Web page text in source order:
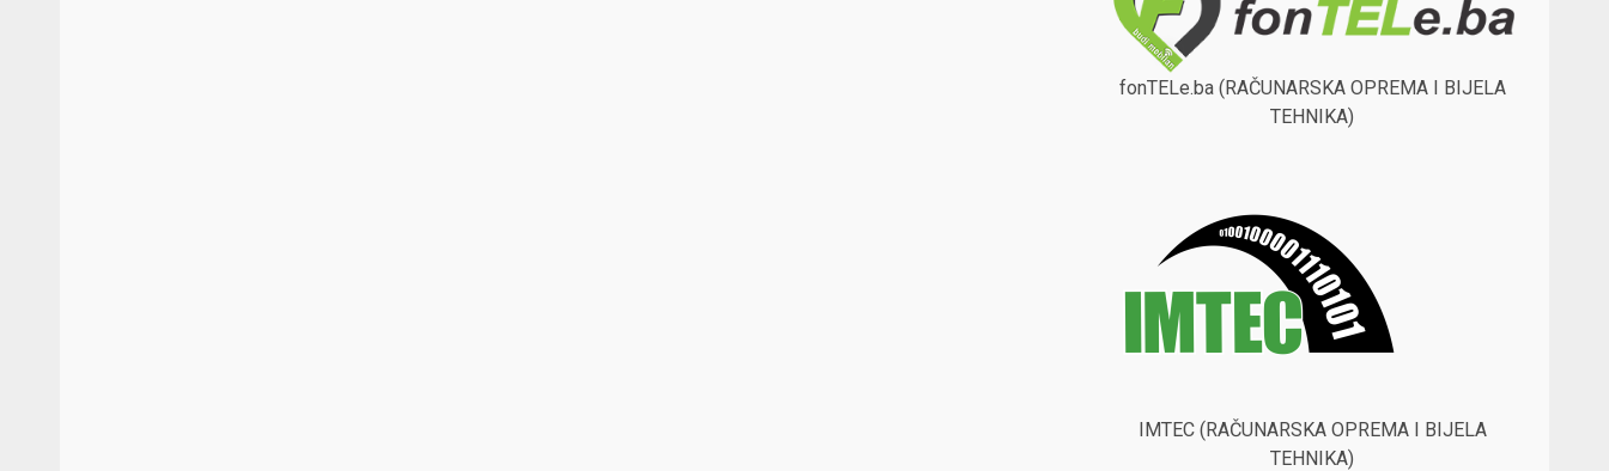
fonTELe.ba (RAČUNARSKA OPREMA I BIJELA
TEHNIKA)
IMTEC (RAČUNARSKA OPREMA I BIJELA
TEHNIKA)